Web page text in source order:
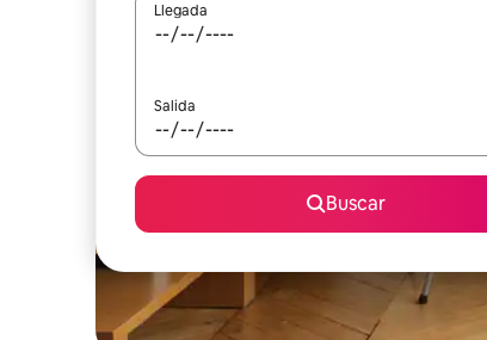
Llegada
Salida
Buscar